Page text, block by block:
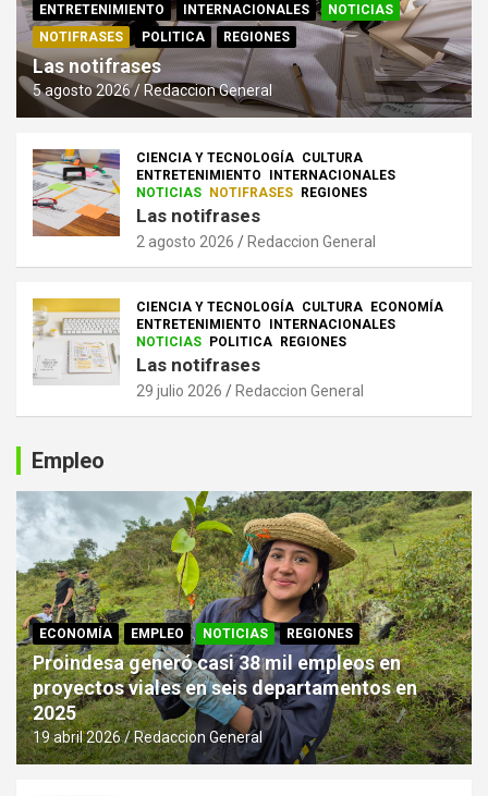
ENTRETENIMIENTO
INTERNACIONALES
NOTICIAS
NOTIFRASES
POLITICA REGIONES
Las notifrases
5 agosto 2026 Redaccion General
CIENCIA Y TECNOLOGÍA CULTURA
ENTRETENIMIENTO
INTERNACIONALES
NOTICIAS
NOTIFRASES REGIONES
Las notifrases
2 agosto 2026 Redaccion General
CIENCIA Y TECNOLOGÍA CULTURA
ECONOMÍA
ENTRETENIMIENTO
INTERNACIONALES
NOTICIAS
POLITICA REGIONES
Las notifrases
29 julio 2026 Redaccion General
Empleo
ECONOMÍA EMPLEO NOTICIAS REGIONES
Proindesa generó casi 38 mil empleos en
proyectos viales en seis departamentos en
2025
19 abril 2026 Redaccion General